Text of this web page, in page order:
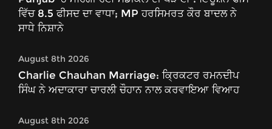
ਵਿੱਚ 8.5 ਫੀਸਦ ਦਾ ਵਾਧਾ; MP ਹਰਸਿਮਰਤ ਕੌਰ ਬਾਦਲ ਨੇ
ਸਾਧੇ ਨਿਸ਼ਾਨੇ
August 8th 2026
Charlie Chauhan Marriage: ਕ੍ਰਿਕਟਰ ਰਮਨਦੀਪ
ਸਿੰਘ ਨੇ ਅਦਾਕਾਰਾ ਚਾਰਲੀ ਚੌਹਾਨ ਨਾਲ ਕਰਵਾਇਆ ਵਿਆਹ
August 8th 2026